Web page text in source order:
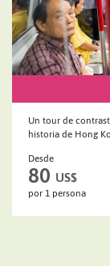
Un tour de
historia de Hong
Desde
80 US$
por 1 persona